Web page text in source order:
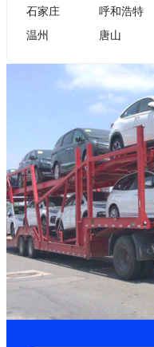
石家庄
呼和浩特
温州
唐山